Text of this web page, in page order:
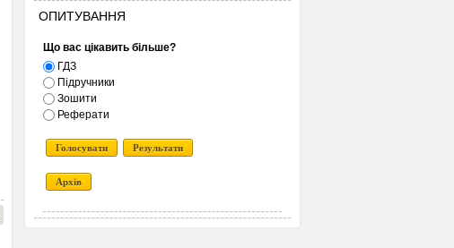
ОПИТУВАННЯ
Що вас цікавить більше?
ГДЗ
Підручники
Зошити
Реферати
Голосувати Результати
Архів